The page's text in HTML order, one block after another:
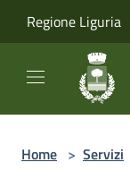
Regione Liguria
Home > Servizi